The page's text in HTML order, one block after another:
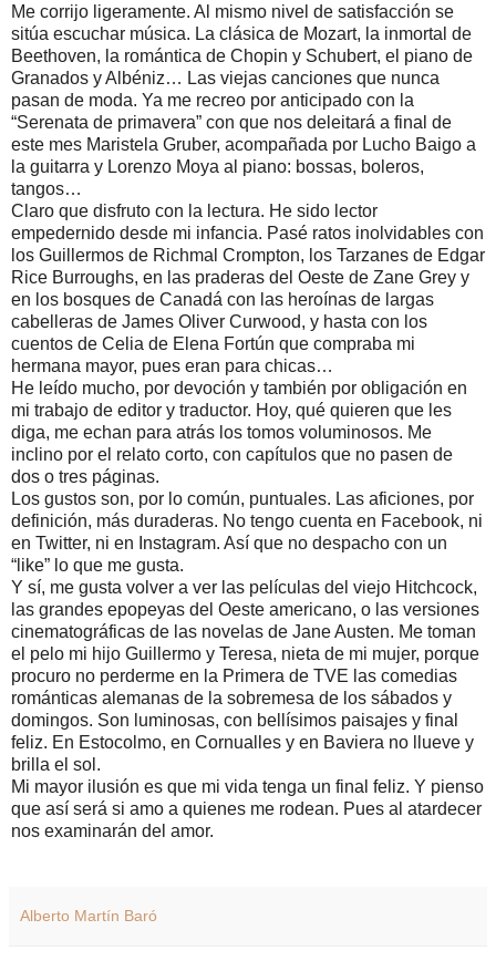
Me corrijo ligeramente. Al mismo nivel de satisfacción se
sitúa escuchar música. La clásica de Mozart, la inmortal de
Beethoven, la romántica de Chopin y Schubert, el piano de
Granados y Albéniz… Las viejas canciones que nunca
pasan de moda. Ya me recreo por anticipado con la
“Serenata de primavera” con que nos deleitará a final de
este mes Maristela Gruber, acompañada por Lucho Baigo a
la guitarra y Lorenzo Moya al piano: bossas, boleros,
tangos…
Claro que disfruto con la lectura. He sido lector
empedernido desde mi infancia. Pasé ratos inolvidables con
los Guillermos de Richmal Crompton, los Tarzanes de Edgar
Rice Burroughs, en las praderas del Oeste de Zane Grey y
en los bosques de Canadá con las heroínas de largas
cabelleras de James Oliver Curwood, y hasta con los
cuentos de Celia de Elena Fortún que compraba mi
hermana mayor, pues eran para chicas…
He leído mucho, por devoción y también por obligación en
mi trabajo de editor y traductor. Hoy, qué quieren que les
diga, me echan para atrás los tomos voluminosos. Me
inclino por el relato corto, con capítulos que no pasen de
dos o tres páginas.
Los gustos son, por lo común, puntuales. Las aficiones, por
definición, más duraderas. No tengo cuenta en Facebook, ni
en Twitter, ni en Instagram. Así que no despacho con un
“like” lo que me gusta.
Y sí, me gusta volver a ver las películas del viejo Hitchcock,
las grandes epopeyas del Oeste americano, o las versiones
cinematográficas de las novelas de Jane Austen. Me toman
el pelo mi hijo Guillermo y Teresa, nieta de mi mujer, porque
procuro no perderme en la Primera de TVE las comedias
románticas alemanas de la sobremesa de los sábados y
domingos. Son luminosas, con bellísimos paisajes y final
feliz. En Estocolmo, en Cornualles y en Baviera no llueve y
brilla el sol.
Mi mayor ilusión es que mi vida tenga un final feliz. Y pienso
que así será si amo a quienes me rodean. Pues al atardecer
nos examinarán del amor.
Alberto Martín Baró